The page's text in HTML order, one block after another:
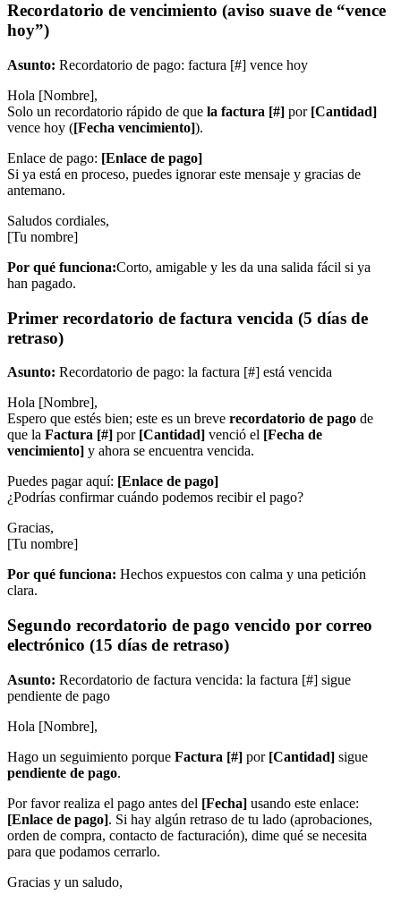
Recordatorio de vencimiento (aviso suave de “vence
hoy”)
Asunto: Recordatorio de pago: factura [#] vence hoy
Hola [Nombre],
Solo un recordatorio rápido de que la factura [#] por [Cantidad]
vence hoy ([Fecha vencimiento]).
Enlace de pago: [Enlace de pago]
Si ya está en proceso, puedes ignorar este mensaje y gracias de
antemano.
Saludos cordiales,
[Tu nombre]
Por qué funciona:Corto, amigable y les da una salida fácil si ya
han pagado.
Primer recordatorio de factura vencida (5 días de
retraso)
Asunto: Recordatorio de pago: la factura [#] está vencida
Hola [Nombre],
Espero que estés bien; este es un breve recordatorio de pago de
que la Factura [#] por [Cantidad] venció el [Fecha de
vencimiento] y ahora se encuentra vencida.
Puedes pagar aquí: [Enlace de pago]
¿Podrías confirmar cuándo podemos recibir el pago?
Gracias,
[Tu nombre]
Por qué funciona: Hechos expuestos con calma y una petición
clara.
Segundo recordatorio de pago vencido por correo
electrónico (15 días de retraso)
Asunto: Recordatorio de factura vencida: la factura [#] sigue
pendiente de pago
Hola [Nombre],
Hago un seguimiento porque Factura [#] por [Cantidad] sigue
pendiente de pago.
Por favor realiza el pago antes del [Fecha] usando este enlace:
[Enlace de pago]. Si hay algún retraso de tu lado (aprobaciones,
orden de compra, contacto de facturación), dime qué se necesita
para que podamos cerrarlo.
Gracias y un saludo,